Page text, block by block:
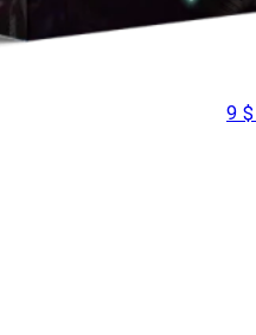
قیمت
$
9 قیمت